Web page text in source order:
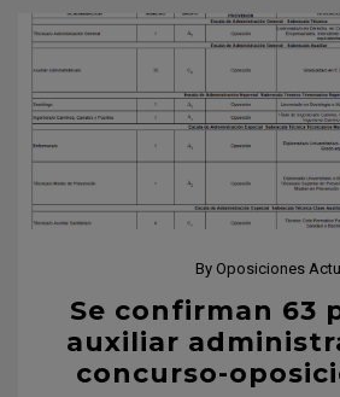
By Oposiciones
Se confirman 63
auxiliar
concurso-